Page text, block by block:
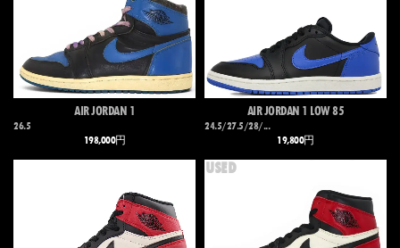
AIR JORDAN 1
26.5
198,000円
AIR JORDAN 1 LOW 85
24.5/27.5/28/...
19,800円
USED